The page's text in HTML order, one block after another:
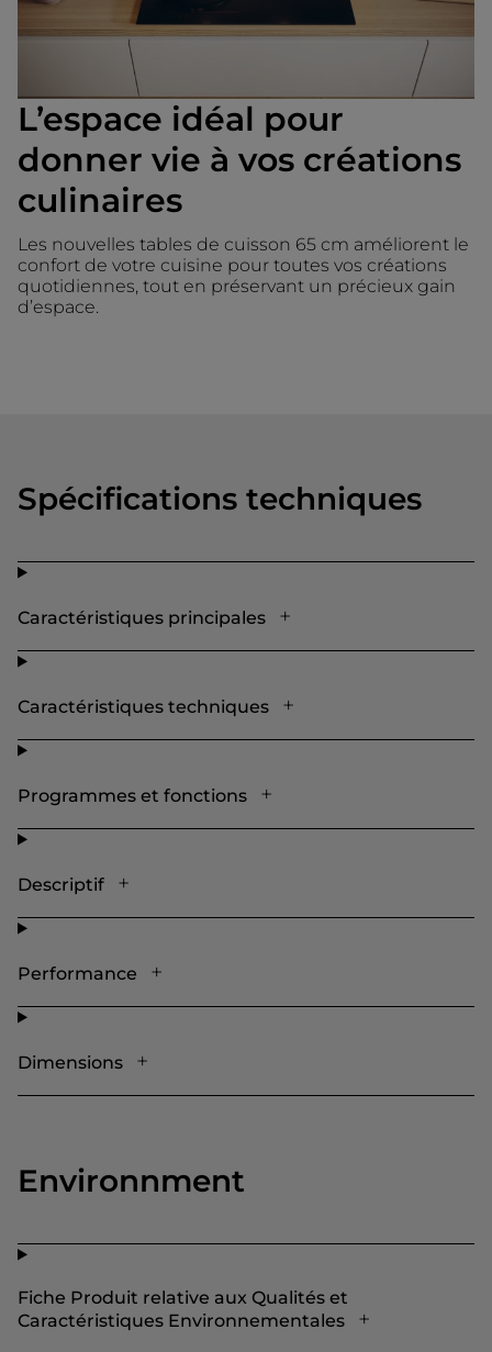
L’espace idéal pour
donner vie à vos créations
culinaires
Les nouvelles tables de cuisson 65 cm améliorent le
confort de votre cuisine pour toutes vos créations
quotidiennes, tout en préservant un précieux gain
d’espace.
Spécifications techniques
Caractéristiques principales
Caractéristiques techniques
Programmes et fonctions
Descriptif
Performance
Dimensions
Environnment
Fiche Produit relative aux Qualités et
Caractéristiques Environnementales